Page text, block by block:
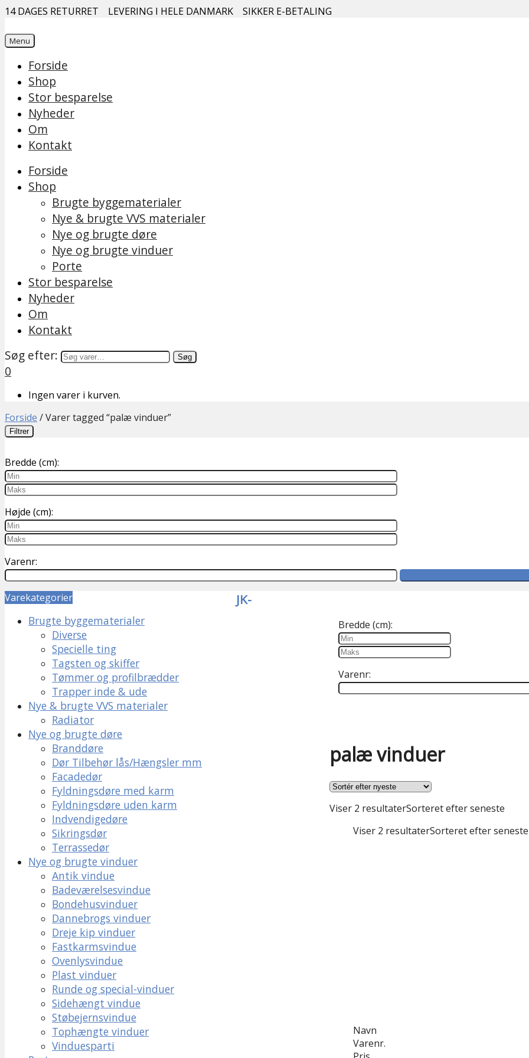
14 DAGES RETURRET LEVERING I HELE DANMARK SIKKER E-BETALING
Menu
Forside
Shop
Stor besparelse
Nyheder
Om
Kontakt
Forside
Shop
Brugte byggematerialer
Nye & brugte VVS materialer
Nye og brugte døre
Nye og brugte vinduer
Porte
Stor besparelse
Nyheder
Om
Kontakt
Søg efter:
Søg
0
Ingen varer i kurven.
Forside /Varer tagged “palæ vinduer”
Filtrer
Bredde (cm):
Højde (cm):
Varenr:
Bredde (cm):
Varenr:
palæ vinduer
Viser 2 resultaterSorteret efter seneste
Viser 2 resultaterSorteret efter seneste
Navn
Varenr.
Varekategorier
Brugte byggematerialer
Diverse
Specielle ting
Tagsten og skiffer
Tømmer og profilbrædder
Trapper inde & ude
Nye & brugte VVS materialer
Radiator
Nye og brugte døre
Branddøre
Dør Tilbehør lås/Hængsler mm
Facadedør
Fyldningsdøre med karm
Fyldningsdøre uden karm
Indvendigedøre
Sikringsdør
Terrassedør
Nye og brugte vinduer
Antik vindue
Badeværelsesvindue
Bondehusvinduer
Dannebrogs vinduer
Dreje kip vinduer
Fastkarmsvindue
Ovenlysvindue
Plast vinduer
Runde og special-vinduer
Sidehængt vindue
Støbejernsvindue
Tophængte vinduer
Vinduesparti
JK-